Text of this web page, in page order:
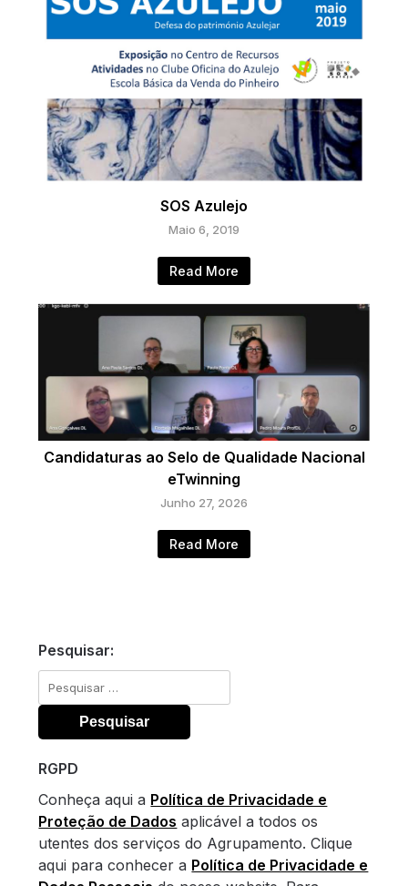
SOS Azulejo
Maio 6, 2019
Read More
Candidaturas ao Selo de Qualidade Nacional
eTwinning
Junho 27, 2026
Read More
Pesquisar:
Pesquisar
por:
RGPD
Conheça aqui a Política de Privacidade e
Proteção de Dados aplicável a todos os
utentes dos serviços do Agrupamento. Clique
aqui para conhecer a Política de Privacidade e